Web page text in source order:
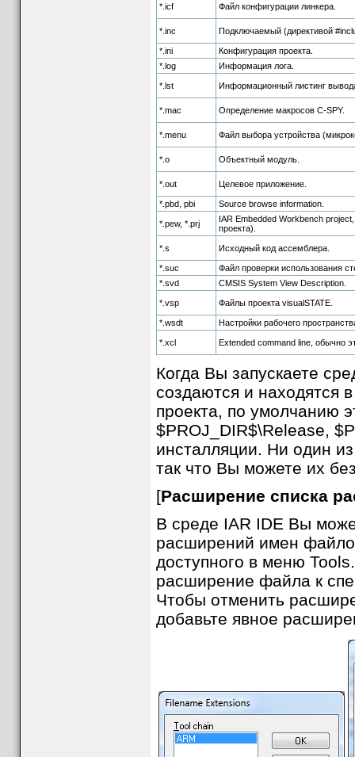
*.icf Файл конфигурации линкера.
*.inc Подключаемый (директивой
*.ini
Конфигурация проекта.
*.log
Информация лога.
*.lst Информационный листинг
*.mac Определение макросов C-SPY.
*.menu Файл выбора устройства
*.o Объектный модуль.
*.out Целевое приложение.
*.pbd, pbi Source browse information.
*.pew, *.prj
IAR Embedded Workbench
проекта).
*.s Исходный код ассемблера.
*.suc
Файл проверки использования
*.svd
CMSIS System View Description.
*.vsp Файлы проекта visualSTATE.
*.wsdt Настройки рабочего
*.xcl Extended command line, обычно
Когда Вы запускаете
создаются и находятся
проекта, по умолчанию
$PROJ_DIR$\Release,
инсталляции. Ни один
так что Вы можете их
[Расширение списка
В среде IAR IDE Вы
расширений имен
доступного в меню
расширение файла к
Чтобы отменить
добавьте явное